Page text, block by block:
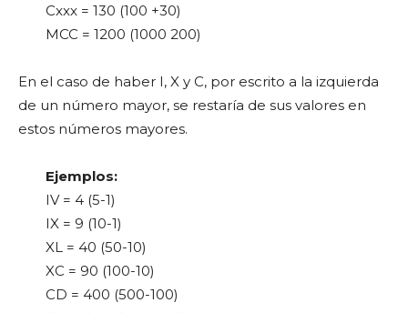
Cxxx = 130 (100 +30)
MCC = 1200 (1000 200)
En el caso de haber I, X y C, por escrito a la izquierda
de un número mayor, se restaría de sus valores en
estos números mayores.
Ejemplos:
IV = 4 (5-1)
IX = 9 (10-1)
XL = 40 (50-10)
XC = 90 (100-10)
CD = 400 (500-100)